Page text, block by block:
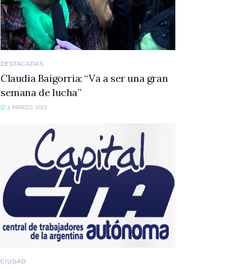
DESTACADAS
Claudia Baigorria: “Va a ser una gran
semana de lucha”
2 MARZO, 2017
CIUDAD